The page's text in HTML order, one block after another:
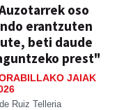
oso
erantzuten
beti daude
prest"
JAIAK
Ruiz Telleria